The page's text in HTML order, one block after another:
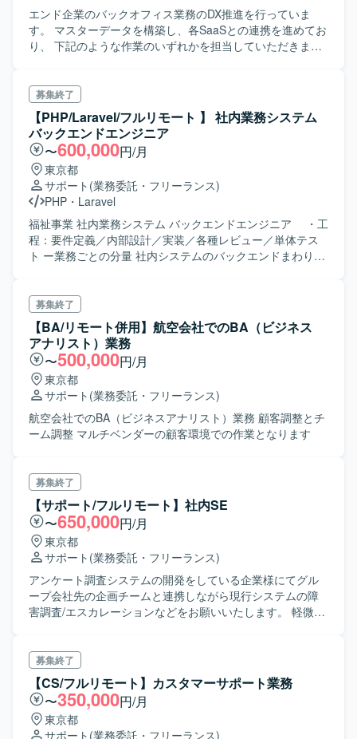
エンド企業のバックオフィス業務のDX推進を行っていま
す。 マスターデータを構築し、各SaaSとの連携を進めてお
り、 下記のような作業のいずれかを担当していただきま
例② ・人事労務システムの導入 利用するサービス：
smartHR、jinjer、ジョブカンなど
募集終了
【PHP/Laravel/フルリモート 】 社内業務システム
バックエンドエンジニア
〜600,000円/月
東京都
サポート (業務委託・フリーランス)
PHP ・ Laravel
福祉事業 社内業務システム バックエンドエンジニア ・工
程：要件定義／内部設計／実装／各種レビュー／単体テス
ト ー業務ごとの分量 社内システムのバックエンドまわりの
な指示があれば適切にコードを書くことができる
募集終了
【BA/リモート併用】航空会社でのBA（ビジネス
アナリスト）業務
〜500,000円/月
東京都
サポート (業務委託・フリーランス)
航空会社でのBA（ビジネスアナリスト）業務 顧客調整とチ
ーム調整 マルチベンダーの顧客環境での作業となります
募集終了
【サポート/フルリモート】社内SE
〜650,000円/月
東京都
サポート (業務委託・フリーランス)
アンケート調査システムの開発をしている企業様にてグル
ープ会社先の企画チームと連携しながら現行システムの障
害調査/エスカレーションなどをお願いいたします。 軽微な
ます。
募集終了
【CS/フルリモート】カスタマーサポート業務
〜350,000円/月
東京都
サポート (業務委託・フリーランス)